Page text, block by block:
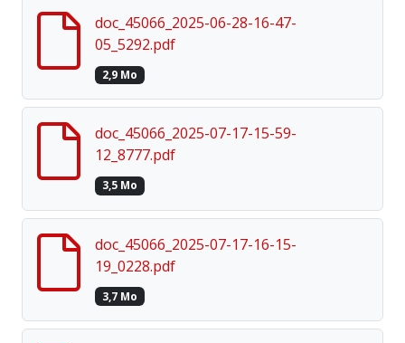
doc_45066_2025-06-28-16-47-
05_5292.pdf
2,9 Mo
doc_45066_2025-07-17-15-59-
12_8777.pdf
3,5 Mo
doc_45066_2025-07-17-16-15-
19_0228.pdf
3,7 Mo